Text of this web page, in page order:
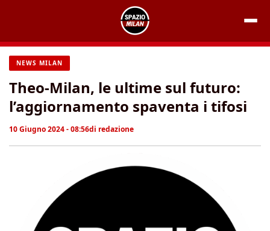
contenuto
NEWS MILAN
Theo-Milan, le ultime sul futuro:
l’aggiornamento spaventa i tifosi
10 Giugno 2024 - 08:56di redazione